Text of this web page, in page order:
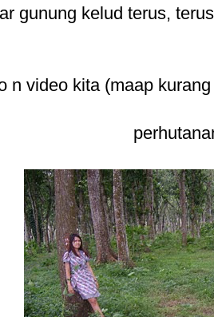
gunung kelud terus,
n video kita (maap